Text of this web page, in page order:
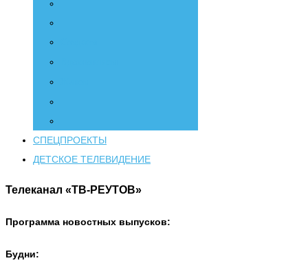
СПЕЦПРОЕКТЫ
ДЕТСКОЕ ТЕЛЕВИДЕНИЕ
Телеканал «ТВ-РЕУТОВ»
Программа новостных выпусков:
Будни: